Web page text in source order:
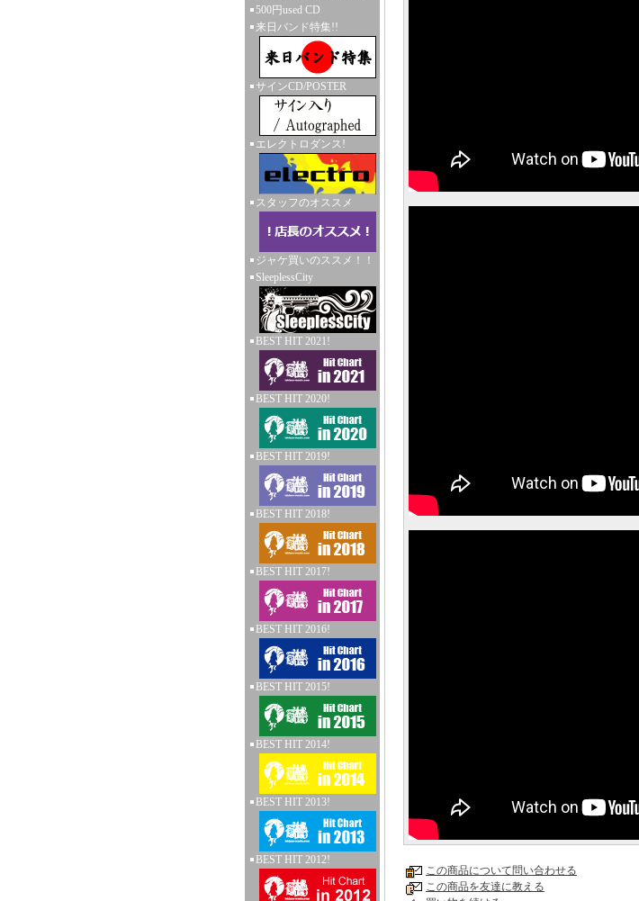
500円used CD
来日バンド特集!!
サインCD/POSTER
エレクトロダンス!
スタッフのオススメ
ジャケ買いのススメ！！
SleeplessCity
BEST HIT 2021!
BEST HIT 2020!
BEST HIT 2019!
BEST HIT 2018!
BEST HIT 2017!
BEST HIT 2016!
BEST HIT 2015!
BEST HIT 2014!
BEST HIT 2013!
BEST HIT 2012!
この商品について問い合わせる
この商品を友達に教える